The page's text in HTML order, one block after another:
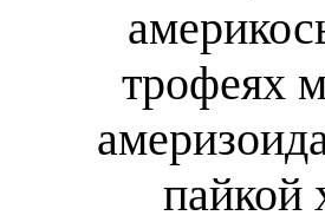
трофеях
пайкой